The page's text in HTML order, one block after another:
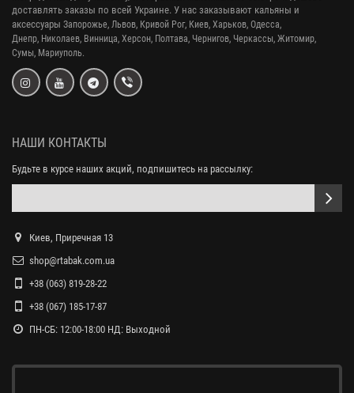
доставлять заказы по всей Украине. У нас заказывают кальяны и
аксессуары Запорожье, Львов, Кривой Рог, Киев, Харьков, Одесса,
Днепр, Николаев, Винница, Херсон, Полтава, Чернигов, Черкассы, Житомир,
Сумы, Мариуполь.
НАШИ КОНТАКТЫ
Будьте в курсе наших акций, подпишитесь на рассылку:
Киев, Приречная 13
shop@rtabak.com.ua
+38 (063) 819-28-22
+38 (067) 185-17-87
ПН-СБ: 12:00-18:00 НД: Выходной